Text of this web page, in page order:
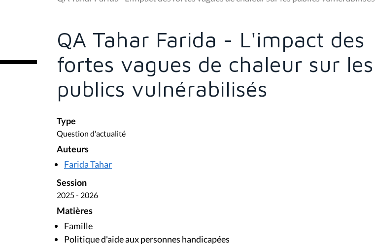
s
i
QA Tahar Farida - L'impact des
fortes vagues de chaleur sur les
publics vulnérabilisés
Type
Question d'actualité
Auteurs
Farida Tahar
Session
2025 - 2026
Matières
Famille
Politique d'aide aux personnes handicapées